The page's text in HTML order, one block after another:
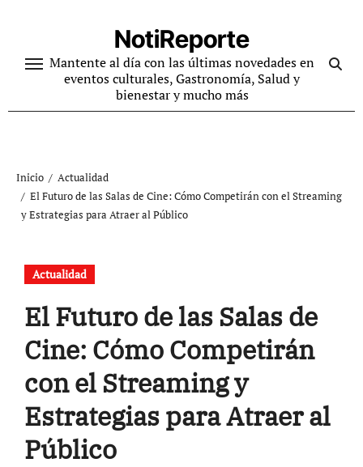
contenido
NotiReporte
Mantente al día con las últimas novedades en
eventos culturales, Gastronomía, Salud y
bienestar y mucho más
Inicio
Actualidad
El Futuro de las Salas de Cine: Cómo Competirán con el Streaming
y Estrategias para Atraer al Público
Actualidad
El Futuro de las Salas de
Cine: Cómo Competirán
con el Streaming y
Estrategias para Atraer al
Público